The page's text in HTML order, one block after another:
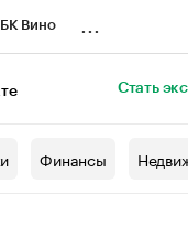
Вино
Стать
Финансы